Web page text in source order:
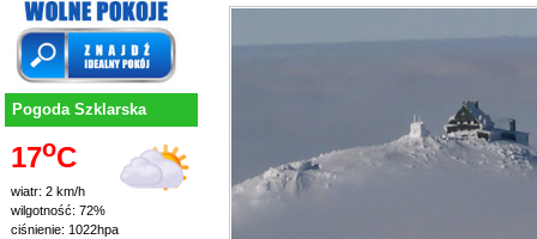
Pogoda Szklarska
17oC
wiatr: 2 km/h
wilgotność: 72%
ciśnienie: 1022hpa